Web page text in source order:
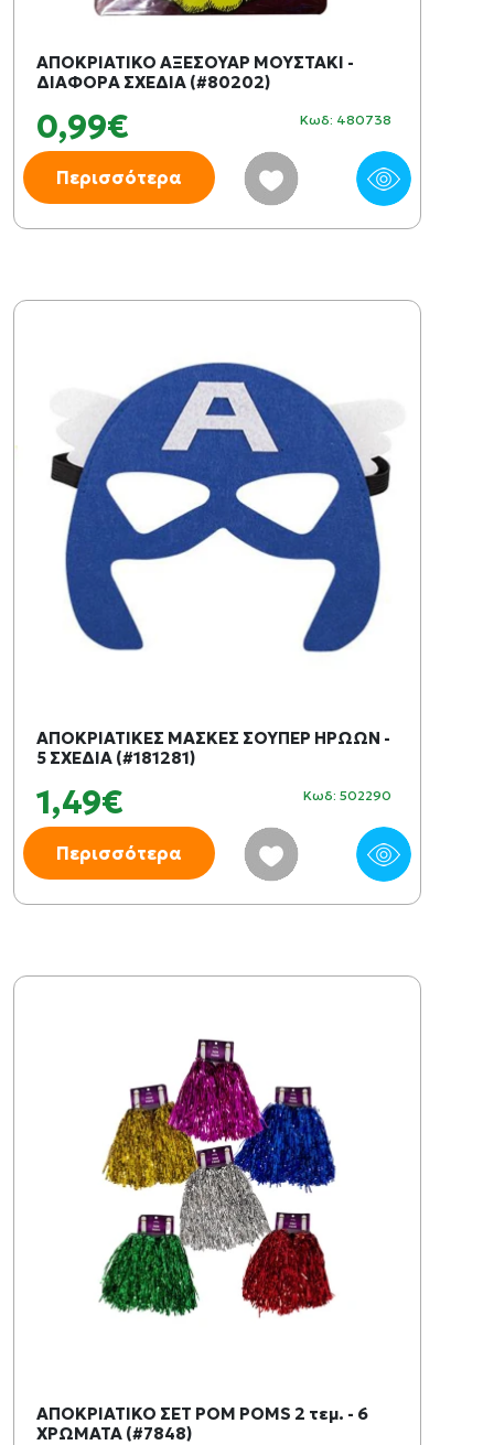
ΑΠΟΚΡΙΑΤΙΚΟ ΑΞΕΣΟΥΑΡ ΜΟΥΣΤΑΚΙ -
ΔΙΑΦΟΡΑ ΣΧΕΔΙΑ (#80202)
0,99€ Κωδ: 480738
Περισσότερα
ΑΠΟΚΡΙΑΤΙΚΕΣ ΜΑΣΚΕΣ ΣΟΥΠΕΡ ΗΡΩΩΝ -
5 ΣΧΕΔΙΑ (#181281)
1,49€ Κωδ: 502290
Περισσότερα
ΑΠΟΚΡΙΑΤΙΚΟ ΣΕΤ POM POMS 2 τεμ. - 6
ΧΡΩΜΑΤΑ (#7848)